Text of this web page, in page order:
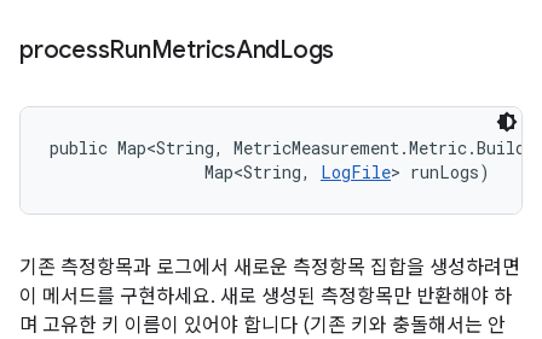
processRunMetricsAndLogs
public Map<String,
                Map<String,
LogFile> runLogs)
기존 측정항목과 로그에서 새로운 측정항목 집합을 생성하려면
이 메서드를 구현하세요. 새로 생성된 측정항목만 반환해야 하
며 고유한 키 이름이 있어야 합니다 (기존 키와 충돌해서는 안